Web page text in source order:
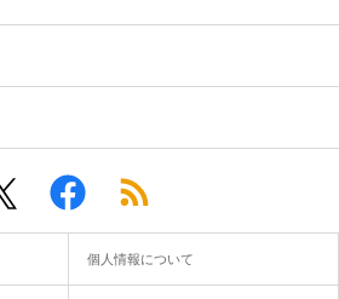
個人情報について